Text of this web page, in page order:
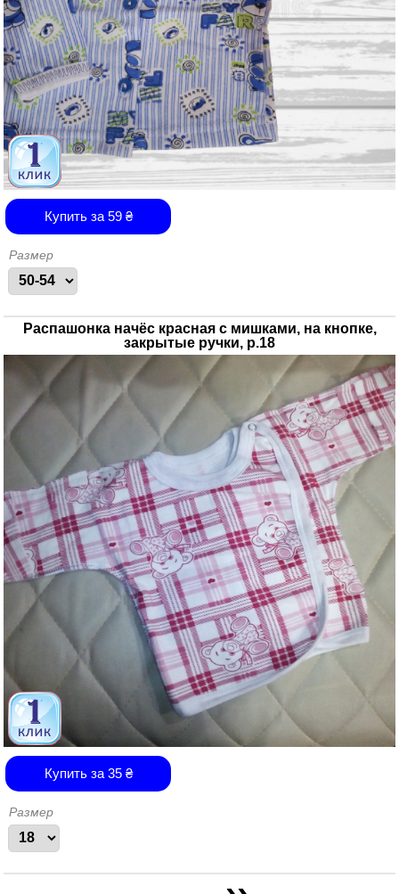
Купить за 59₴
Размер
Распашонка начёс красная с мишками, на кнопке,
закрытые ручки, р.18
Купить за 35₴
Размер